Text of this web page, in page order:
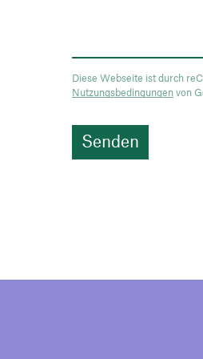
Diese Webseite ist durch
Nutzungsbedingungenvon